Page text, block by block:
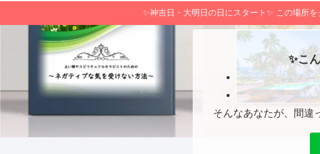
✨神吉日・大明日の日にスタート✨ この場所
✨こ
そんなあなたが、間違